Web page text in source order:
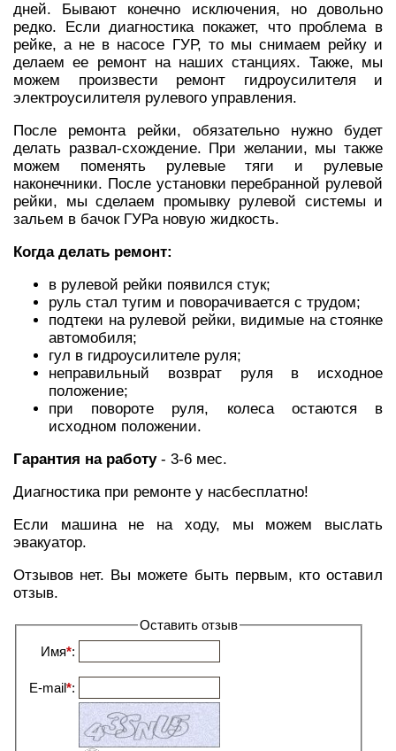
дней. Бывают конечно исключения, но довольно
редко. Если диагностика покажет, что проблема в
рейке, а не в насосе ГУР, то мы снимаем рейку и
делаем ее ремонт на наших станциях. Также, мы
можем произвести ремонт гидроусилителя и
электроусилителя рулевого управления.
После ремонта рейки, обязательно нужно будет
делать развал-схождение. При желании, мы также
можем поменять рулевые тяги и рулевые
наконечники. После установки перебранной рулевой
рейки, мы сделаем промывку рулевой системы и
зальем в бачок ГУРа новую жидкость.
Когда делать ремонт:
в рулевой рейки появился стук;
руль стал тугим и поворачивается с трудом;
подтеки на рулевой рейки, видимые на стоянке
автомобиля;
гул в гидроусилителе руля;
неправильный возврат руля в исходное
положение;
при повороте руля, колеса остаются в
исходном положении.
Гарантия на работу- 3-6 мес.
Диагностика при ремонте у насбесплатно!
Если машина не на ходу, мы можем выслать
эвакуатор.
Отзывов нет. Вы можете быть первым, кто оставил
отзыв.
Оставить отзыв
Имя*:
E-mail*: